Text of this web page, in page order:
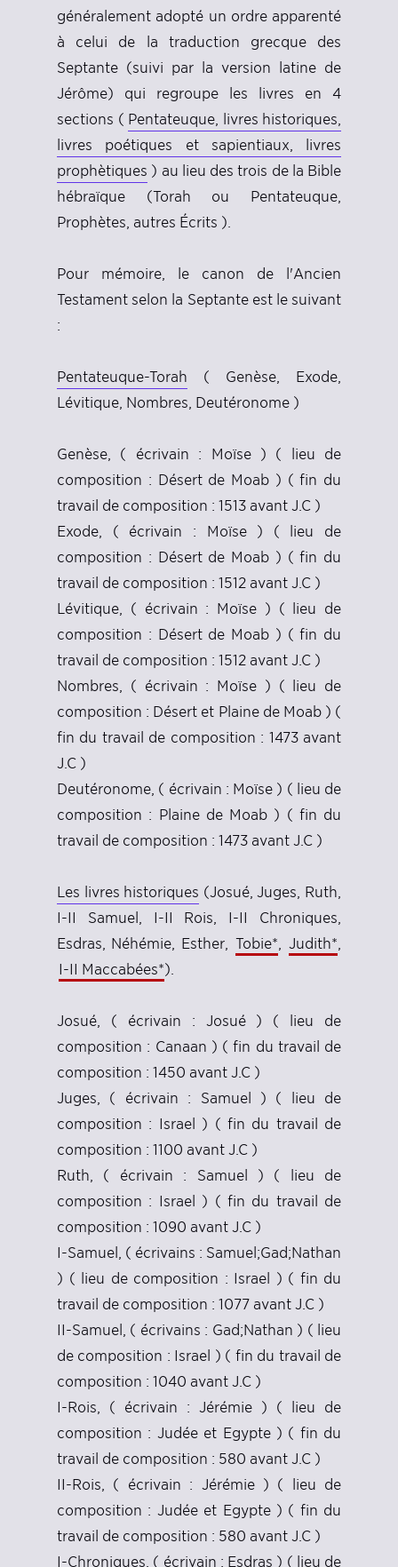
généralement adopté un ordre apparenté
à celui de la traduction grecque des
Septante (suivi par la version latine de
Jérôme) qui regroupe les livres en 4
sections ( Pentateuque, livres historiques,
livres poétiques et sapientiaux, livres
prophètiques ) au lieu des trois de la Bible
hébraïque (Torah ou Pentateuque,
Prophètes, autres Écrits ).
Pour mémoire, le canon de l'Ancien
Testament selon la Septante est le suivant
:
Pentateuque-Torah ( Genèse, Exode,
Lévitique, Nombres, Deutéronome )
Genèse, ( écrivain : Moïse ) ( lieu de
composition : Désert de Moab ) ( fin du
travail de composition : 1513 avant J.C )
Exode, ( écrivain : Moïse ) ( lieu de
composition : Désert de Moab ) ( fin du
travail de composition : 1512 avant J.C )
Lévitique, ( écrivain : Moïse ) ( lieu de
composition : Désert de Moab ) ( fin du
travail de composition : 1512 avant J.C )
Nombres, ( écrivain : Moïse ) ( lieu de
composition : Désert et Plaine de Moab ) (
fin du travail de composition : 1473 avant
J.C )
Deutéronome, ( écrivain : Moïse ) ( lieu de
composition : Plaine de Moab ) ( fin du
travail de composition : 1473 avant J.C )
Les livres historiques (Josué, Juges, Ruth,
I-II Samuel, I-II Rois, I-II Chroniques,
Esdras, Néhémie, Esther, Tobie* Judith*
I-II Maccabées*).
Josué, ( écrivain : Josué ) ( lieu de
composition : Canaan ) ( fin du travail de
composition : 1450 avant J.C )
Juges, ( écrivain : Samuel ) ( lieu de
composition : Israel ) ( fin du travail de
composition : 1100 avant J.C )
Ruth, ( écrivain : Samuel ) ( lieu de
composition : Israel ) ( fin du travail de
composition : 1090 avant J.C )
I-Samuel, ( écrivains : Samuel;Gad;Nathan
) ( lieu de composition : Israel ) ( fin du
travail de composition : 1077 avant J.C )
II-Samuel, ( écrivains : Gad;Nathan ) ( lieu
de composition : Israel ) ( fin du travail de
composition : 1040 avant J.C )
I-Rois, ( écrivain : Jérémie ) ( lieu de
composition : Judée et Egypte ) ( fin du
travail de composition : 580 avant J.C )
II-Rois, ( écrivain : Jérémie ) ( lieu de
composition : Judée et Egypte ) ( fin du
travail de composition : 580 avant J.C )
I-Chroniques, ( écrivain : Esdras ) ( lieu de